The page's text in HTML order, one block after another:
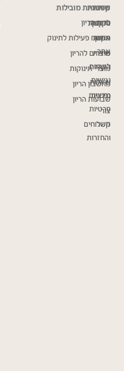
מדיניות
ותקנון
תקנון
אתר
הצהרת
נגישות
מדיניות
פרטיות
משלוחים
והחזרות
שירות
לקוחות
אודות
שירות
לקוחות
שאלות
נפוצות
צור
קשר
קטגוריות מובילות
כרית הריון
משטח פעילות לתינוק
מוצרים להריון
מוצרי תינוקות
מחשבון הריון
שבועות הריון